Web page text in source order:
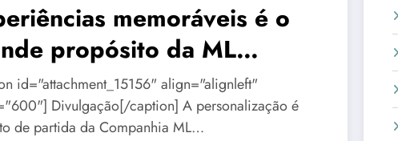
memoráveis é o
propósito da ML
id="attachment_15156" align="alignleft"
Divulgação[/caption] A personalização é
de partida da Companhia ML…